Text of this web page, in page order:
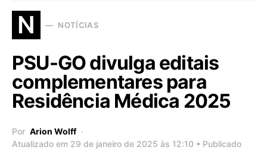
N NOTÍCIAS
PSU-GO divulga editais
complementares para
Residência Médica 2025
Por Arion Wolff
Atualizado em 29 de janeiro de 2025 às 12:10 • Publicado